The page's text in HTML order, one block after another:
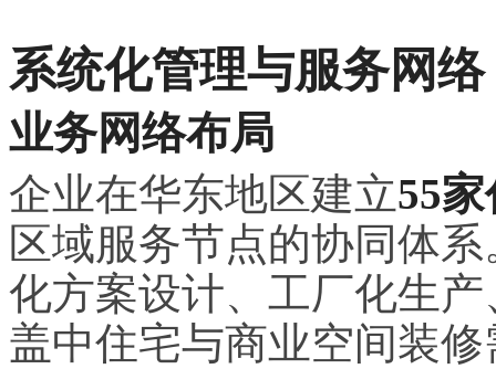
系统化管理与服务网络
业务网络布局
企业在华东地区建立55
区域服务节点的协同体
化方案设计、工厂化生
盖中住宅与商业空间装修